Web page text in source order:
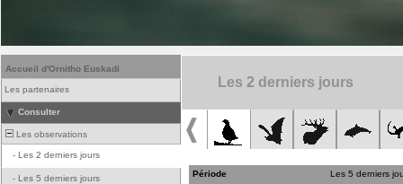
Accueil d'Ornitho Euskadi
Les partenaires
Consulter
Les observations
- Les 2 derniers jours
- Les 5 derniers jours
Les 2 derniers jours
Période
Les 5 derniers